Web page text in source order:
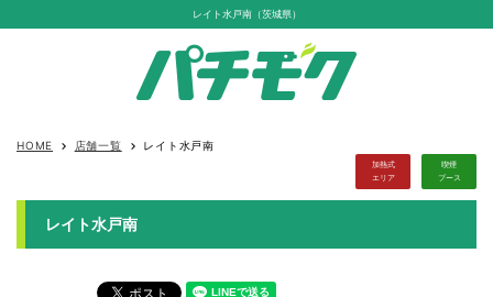
レイト水戸南（茨城県）
HOME keyboard_arrow_right 店舗一覧 keyboard_arrow_right レイト水戸南
加熱式
エリア
喫煙
ブース
レイト水戸南